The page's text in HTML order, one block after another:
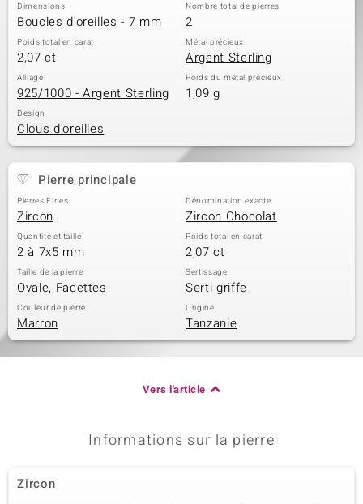
Dimensions
Boucles d'oreilles - 7 mm
Nombre total de pierres
2
Poids total en carat
2,07 ct
Métal précieux
Argent Sterling
Alliage
925/1000 - Argent Sterling
Poids du métal précieux
1,09 g
Design
Clous d'oreilles
Pierre principale
Pierres Fines
Zircon
Dénomination exacte
Zircon Chocolat
Quantité et taille
2 à 7x5 mm
Poids total en carat
2,07 ct
Taille de la pierre
Ovale, Facettes
Sertissage
Serti griffe
Couleur de pierre
Marron
Origine
Tanzanie
Vers l'article
Informations sur la pierre
Zircon